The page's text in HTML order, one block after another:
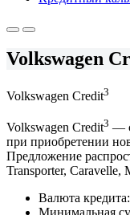
Volkswagen
Volkswagen Credit3
Volkswagen Credit3 —
при приобретении
Предложение
Transporter, Caravelle,
Валюта
Минимальная